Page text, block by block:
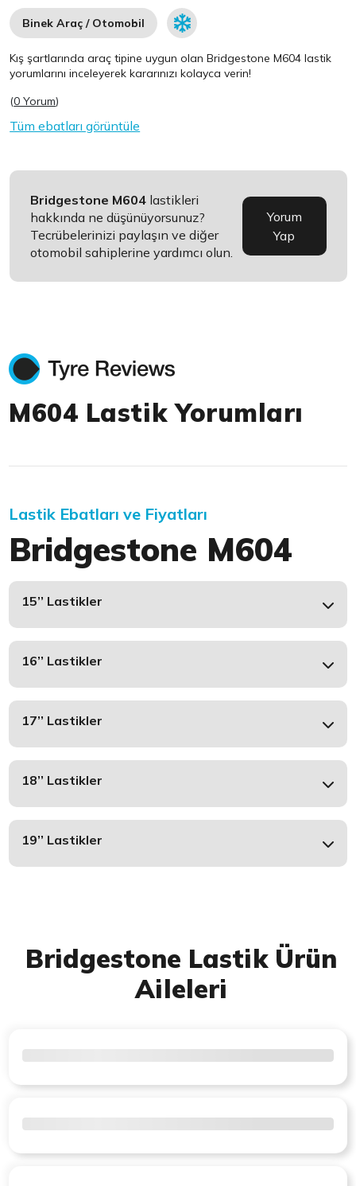
Binek Araç / Otomobil
Kış şartlarında araç tipine uygun olanBridgestone M604 lastik
yorumlarını inceleyerek kararınızı kolayca verin!
(0 Yorum)
Tüm ebatları görüntüle
Bridgestone M604 lastikleri
hakkında ne düşünüyorsunuz?
Tecrübelerinizi paylaşın ve diğer
otomobil sahiplerine yardımcı olun.
Yorum
Yap
M604 Lastik Yorumları
Lastik Ebatları ve Fiyatları
Bridgestone M604
15’’ Lastikler
16’’ Lastikler
17’’ Lastikler
18’’ Lastikler
19’’ Lastikler
Bridgestone Lastik Ürün
Aileleri